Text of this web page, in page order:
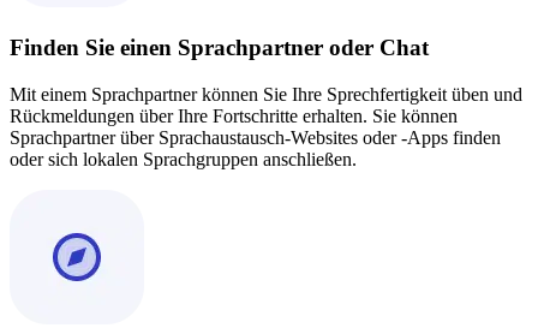
Finden Sie einen Sprachpartner oder Chat
Mit einem Sprachpartner können Sie Ihre Sprechfertigkeit üben und
Rückmeldungen über Ihre Fortschritte erhalten. Sie können
Sprachpartner über Sprachaustausch-Websites oder -Apps finden
oder sich lokalen Sprachgruppen anschließen.